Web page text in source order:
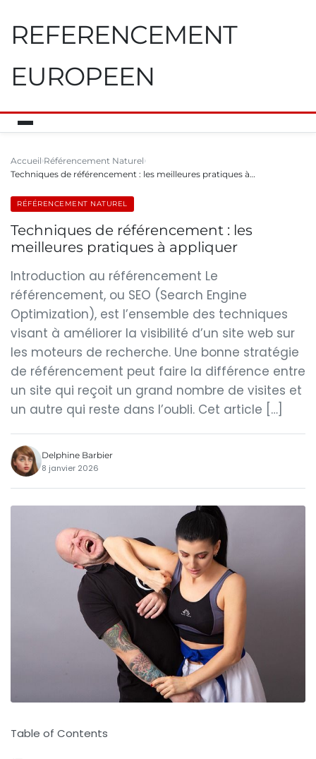
REFERENCEMENT
EUROPEEN
Accueil Référencement Naturel
Techniques de référencement : les meilleures pratiques à…
RÉFÉRENCEMENT NATUREL
Techniques de référencement : les
meilleures pratiques à appliquer
Introduction au référencement Le
référencement, ou SEO (Search Engine
Optimization), est l’ensemble des techniques
visant à améliorer la visibilité d’un site web sur
les moteurs de recherche. Une bonne stratégie
de référencement peut faire la différence entre
un site qui reçoit un grand nombre de visites et
un autre qui reste dans l’oubli. Cet article […]
Delphine Barbier
8 janvier 2026
Table of Contents